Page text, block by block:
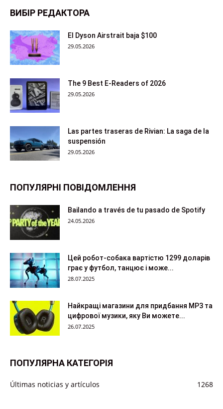
ВИБІР РЕДАКТОРА
El Dyson Airstrait baja $100
29.05.2026
The 9 Best E-Readers of 2026
29.05.2026
Las partes traseras de Rivian: La saga de la
suspensión
29.05.2026
ПОПУЛЯРНІ ПОВІДОМЛЕННЯ
Bailando a través de tu pasado de Spotify
24.05.2026
Цей робот-собака вартістю 1299 доларів
грає у футбол, танцює і може...
28.07.2025
Найкращі магазини для придбання MP3 та
цифрової музики, яку Ви можете...
26.07.2025
ПОПУЛЯРНА КАТЕГОРІЯ
Últimas noticias y artículos 1268